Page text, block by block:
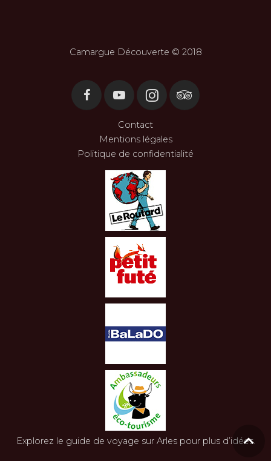
Camargue Découverte © 2018
Contact
Mentions légales
Politique de confidentialité
Explorez le guide de voyage sur Arlespour plus d’idées.